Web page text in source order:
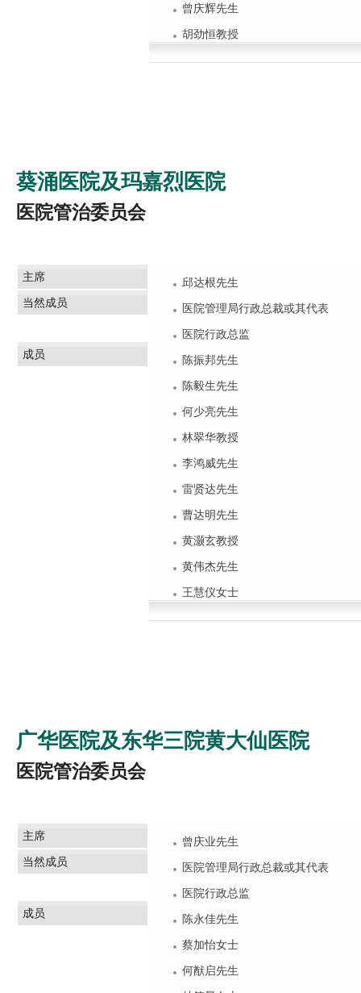
曾庆辉先生
胡劲恒教授
葵涌医院及玛嘉烈医院
医院管治委员会
主席
邱达根先生
当然成员
医院管理局行政总裁或其代表
医院行政总监
成员
陈振邦先生
陈毅生先生
何少亮先生
林翠华教授
李鸿威先生
雷贤达先生
曹达明先生
黄灏玄教授
黄伟杰先生
王慧仪女士
广华医院及东华三院黄大仙医院
医院管治委员会
主席
曾庆业先生
当然成员
医院管理局行政总裁或其代表
医院行政总监
成员
陈永佳先生
蔡加怡女士
何猷启先生